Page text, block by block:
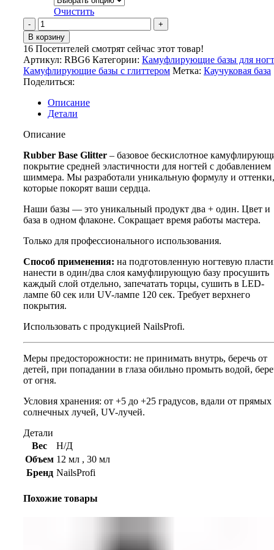
Очистить
Количество
товара
Rubber
Base
"Glitter"
6
В корзину
16 Посетителей смотрят сейчас этот товар!
Артикул: RBG6 Категории: Камуфлирующие базы для
Камуфлирующие базы с глиттером Метка: Каучуковая база
Поделиться:
Описание
Детали
Описание
Rubber Base Glitter – базовое бескислотное
покрытие средней эластичности для ногтей с добавлением
шиммера. Мы разработали уникальную формулу и оттенки,
которые покорят ваши сердца.
Наши базы — это уникальный продукт два + один. Цвет и
база в одном флаконе. Сокращает время работы мастера.
Только для профессионального использования.
Способ применения: на подготовленную ногтевую
нанести в один/два слоя камуфлирующую базу просушить
каждый слой отдельно, запечатать торцы, сушить в LED-
лампе 60 сек или UV-лампе 120 сек. Требует верхнего
покрытия.
Использовать с продукцией NailsProfi.
Меры предосторожности: не принимать внутрь, беречь от
детей, при попадании в глаза обильно промыть водой,
от огня.
Условия хранения: от +5 до +25 градусов, вдали от прямых
солнечных лучей, UV-лучей.
Детали
Вес
Н/Д
Объем 12 мл , 30 мл
Бренд NailsProfi
Похожие товары